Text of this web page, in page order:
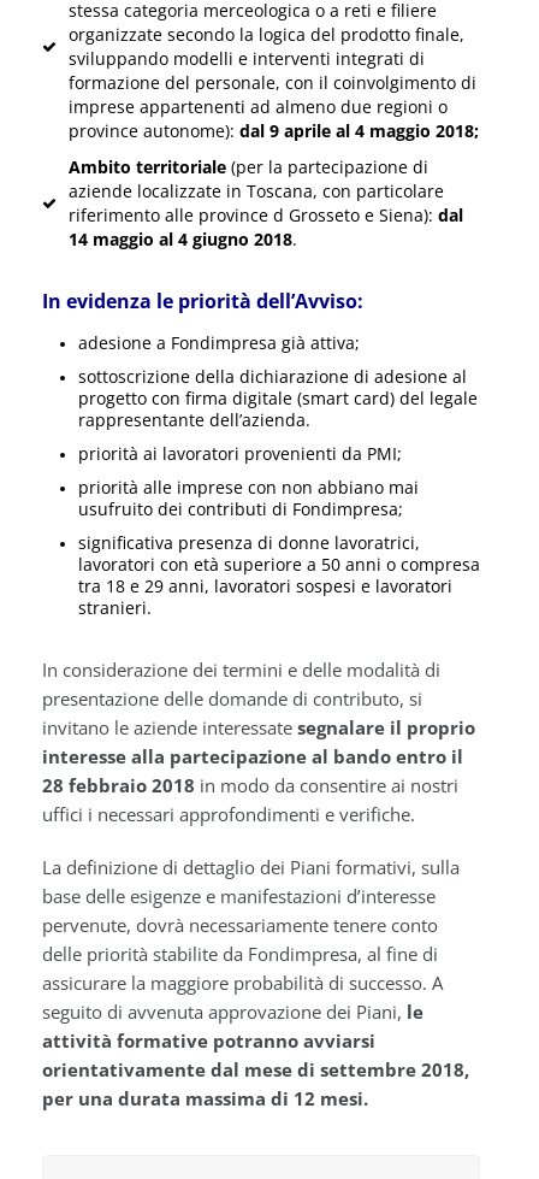
stessa categoria merceologica o a reti e filiere
organizzate secondo la logica del prodotto finale,
sviluppando modelli e interventi integrati di
formazione del personale, con il coinvolgimento di
imprese appartenenti ad almeno due regioni o
province autonome): dal 9 aprile al 4 maggio 2018;
Ambito territoriale (per la partecipazione di
aziende localizzate in Toscana, con particolare
riferimento alle province d Grosseto e Siena):dal
14 maggio al 4 giugno 2018.
In evidenza le priorità dell’Avviso:
adesione a Fondimpresa già attiva;
sottoscrizione della dichiarazione di adesione al
progetto con firma digitale (smart card) del legale
rappresentante dell’azienda.
priorità ai lavoratori provenienti da PMI;
priorità alle imprese con non abbiano mai
usufruito dei contributi di Fondimpresa;
significativa presenza di donne lavoratrici,
lavoratori con età superiore a 50 anni o compresa
tra 18 e 29 anni, lavoratori sospesi e lavoratori
stranieri.
In considerazione dei termini e delle modalità di
presentazione delle domande di contributo, si
invitano le aziende interessate segnalare il proprio
interesse alla partecipazione al bando entro il
28 febbraio 2018 in modo da consentire ai nostri
uffici i necessari approfondimenti e verifiche.
La definizione di dettaglio dei Piani formativi, sulla
base delle esigenze e manifestazioni d’interesse
pervenute, dovrà necessariamente tenere conto
delle priorità stabilite da Fondimpresa, al fine di
assicurare la maggiore probabilità di successo. A
seguito di avvenuta approvazione dei Piani, le
attività formative potranno avviarsi
orientativamente dal mese di settembre 2018,
per una durata massima di 12 mesi.